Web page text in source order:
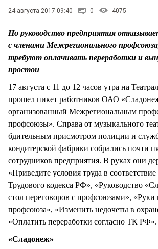
СТИЛЬ ЖИЗНИ
24 августа 2017 09:40 0 4075
Но руководство предприятия
с членами Межрегионального
требуют оплачивать переработки и
простои
17 августа с 11 до 12 часов утра на
прошел пикет работников ОАО
организованный Межрегиональным
профсоюзы». Справа от музыкального
бдительным присмотром полиции и
кондитерской фабрики собрались почти
сотрудников предприятия. В руках они
«Приведите условия труда в
Трудового кодекса РФ», «Руководство
стол переговоров с профсоюзами», «Руки
профсоюза», «Изменить недочеты в
«Оплатить переработки согласно ТК РФ».
«Сладонеж»